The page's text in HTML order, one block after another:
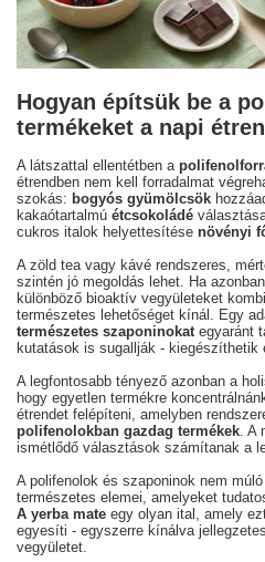
Hogyan építsük be a
termékeket a napi
A látszattal ellentétben a
étrendben nem kell forradalmat
szokás: bogyós gyümölcsök
kakaótartalmú étcsokoládé
cukros italok helyettesítése növényi
A zöld tea vagy kávé rendszeres,
szintén jó megoldás lehet. Ha
különböző bioaktív vegyületeket
természetes lehetőséget kínál. Egy
természetes szaponinokat egyaránt
kutatások is sugallják - kiegészíthetik
A legfontosabb tényező azonban a
hogy egyetlen termékre
étrendet felépíteni, amelyben
polifenolokban gazdag termékek .
ismétlődő választások számítanak a
A polifenolok és szaponinok nem
természetes elemei, amelyeket
A yerba mate egy olyan ital, amely
egyesíti - egyszerre kínálva
vegyületet.